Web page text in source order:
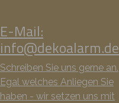
E-Mail:
info@dekoalarm.de
Schreiben Sie uns gerne an.
Egal welches Anliegen Sie
haben - wir setzen uns mit